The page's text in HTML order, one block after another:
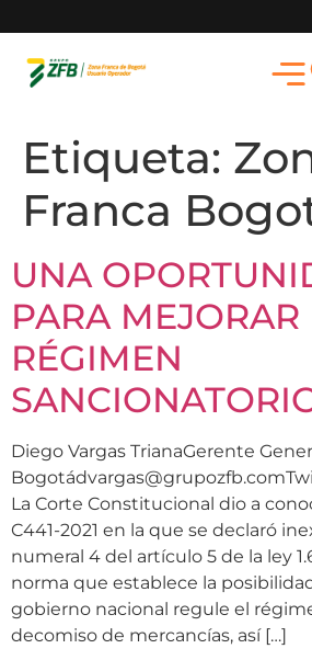
Etiqueta:
Franca
UNA
PARA MEJORAR
RÉGIMEN
Diego Vargas TrianaGerente
La Corte Constitucional dio a
C441-2021 en la que se declaró
numeral 4 del artículo 5 de la ley
norma que establece la
gobierno nacional regule el
decomiso de mercancías, así […]